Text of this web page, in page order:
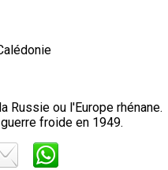
Russie ou l'Europe rhénane.
froide en 1949.